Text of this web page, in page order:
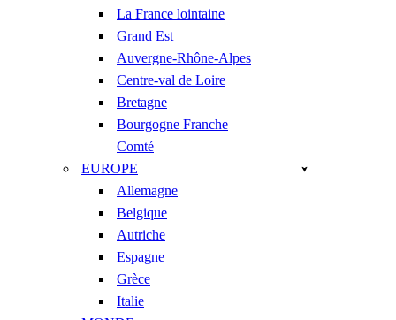
La France lointaine
Grand Est
Auvergne-Rhône-Alpes
Centre-val de Loire
Bretagne
Bourgogne Franche
Comté
EUROPE
Allemagne
Belgique
Autriche
Espagne
Grèce
Italie